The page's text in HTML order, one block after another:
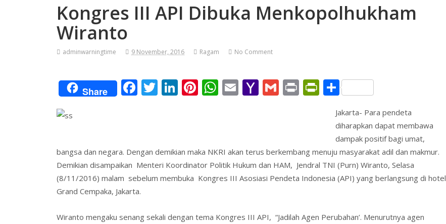
Kongres III API Dibuka Menkopolhukham
Wiranto
adminwarningtime 9 November, 2016 Ragam No Comment
Share F
o
o
k
T Li
dI
n
Pi
st
W
A
p
p
E Y
o
M
ai
G Pr Pr
e
n
dl
S
ar
e
Jakarta- Para pendeta
diharapkan dapat membawa
dampak positif bagi umat,
bangsa dan negara. Dengan demikian maka NKRI akan terus berkembang menuju masyarakat adil dan makmur.
Demikian disampaikan Menteri Koordinator Politik Hukum dan HAM, Jendral TNI (Purn) Wiranto, Selasa
(8/11/2016) malam sebelum membuka Kongres III Asosiasi Pendeta Indonesia (API) yang berlangsung di hotel
Grand Cempaka, Jakarta.
Wiranto mengaku senang sekali dengan tema Kongres III API, “Jadilah Agen Perubahan’. Menurutnya agen